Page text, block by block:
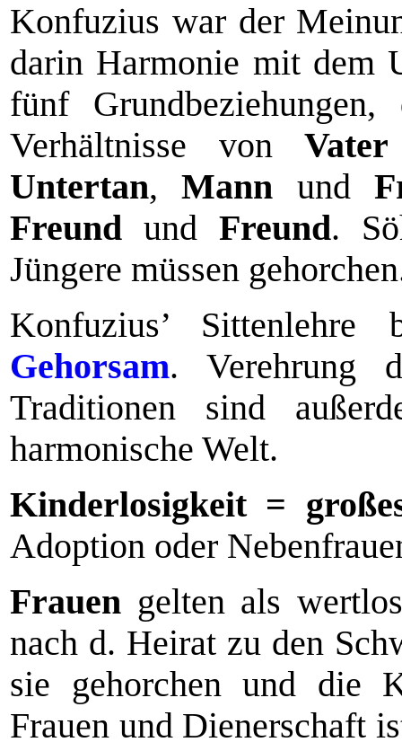
Konfuzius war der
darin Harmonie mit dem
fünf
Verhältnisse vonVater
Untertan,Mann und
Freund und Freund.
Jüngere müssen
Konfuzius’
Gehorsam. Verehrung
Traditionen sind
harmonische Welt.
Kinderlosigkeit =
Adoption oder
Frauen gelten als
nach d. Heirat zu den
sie gehorchen und die
Frauen und Dienerschaft